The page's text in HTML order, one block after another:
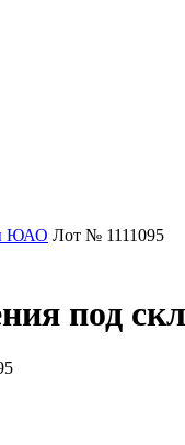
ЮАО Лот № 1111095
под